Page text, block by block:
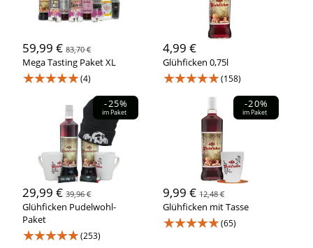
59,99 €83,70 €
Mega Tasting Paket XL
★★★★★(4)
4,99 €
Glühficken 0,75l
★★★★★(158)
-25%
im Paket
29,99 €39,96 €
Glühficken Pudelwohl-
Paket
★★★★★(253)
-20%
im Paket
9,99 € 12,48 €
Glühficken mit Tasse
★★★★★(65)